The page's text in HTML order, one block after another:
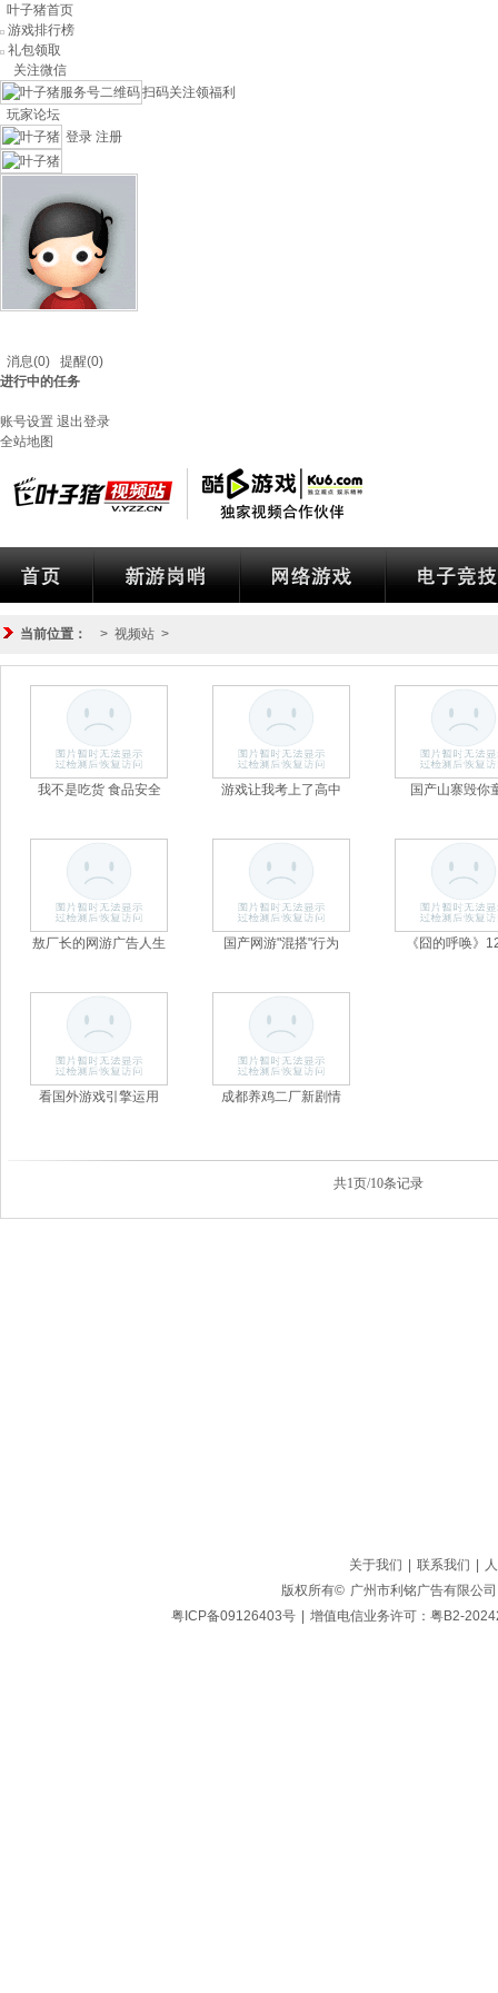
叶子猪首页
游戏排行榜
礼包领取
关注微信
扫码关注领福利
玩家论坛
登录 注册
消息(0) 提醒(0)
进行中的任务
账号设置 退出登录
全站地图
首页 新游视频 网游视频 电竞视频
当前位置： > 视频站 >
我不是吃货 食品安全 游戏让我考上了高中 国产山寨毁你
敖厂长的网游广告人生 国产网游"混搭"行为 《囧的呼唤》
看国外游戏引擎运用 成都养鸡二厂新剧情
共1页/10条记录
关于我们 联系我们
版权所有© 广州市利铭广告有限公司
粤ICP备09126403号
增值电信业务许可：粤B2-